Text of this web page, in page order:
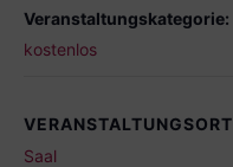
Veranstaltungskategorie:
kostenlos
VERANSTALTUNGSORT
Saal